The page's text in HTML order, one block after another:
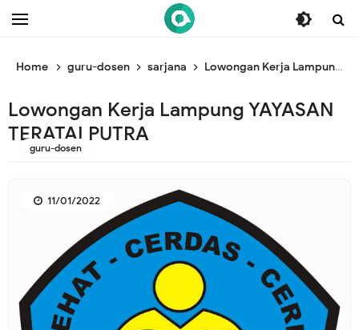
/* ganti br end */
Home guru-dosen sarjana Lowongan Kerja Lampung YAYASAN TERATAI PUTRA
Lowongan Kerja Lampung YAYASAN
TERATAI PUTRA
guru-dosen
11/01/2022